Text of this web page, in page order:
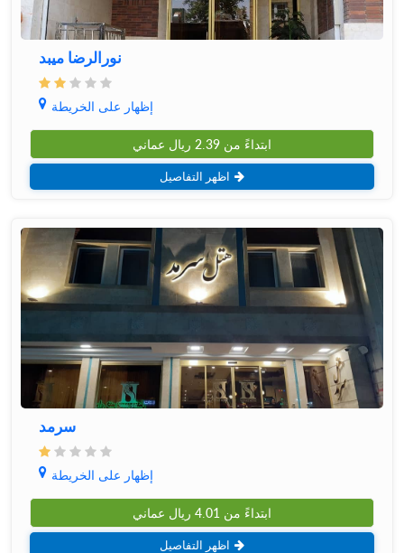
نورالرضا میبد
إظهار على الخريطة
ابتداءً من 2.39 ريال عماني
اظهر التفاصيل
سرمد
إظهار على الخريطة
ابتداءً من 4.01 ريال عماني
اظهر التفاصيل